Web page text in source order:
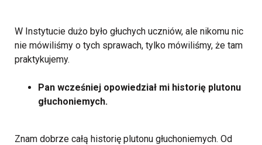
W Instytucie dużo było głuchych uczniów, ale nikomu nic
nie mówiliśmy o tych sprawach, tylko mówiliśmy, że tam
praktykujemy.
Pan wcześniej opowiedział mi historię plutonu
głuchoniemych.
Znam dobrze całą historię plutonu głuchoniemych. Od